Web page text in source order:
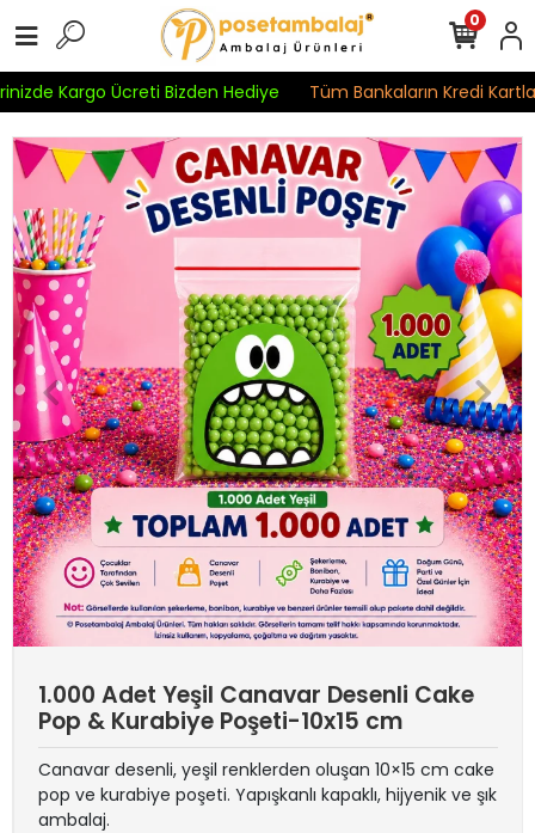
Kargo Ücreti Bizden Hediye Tüm Bankaların Kredi
0
1.000 Adet Yeşil Canavar Desenli Cake
Pop & Kurabiye Poşeti-10x15 cm
Canavar desenli, yeşil renklerden oluşan 10×15 cm cake
pop ve kurabiye poşeti. Yapışkanlı kapaklı, hijyenik ve şık
ambalaj.